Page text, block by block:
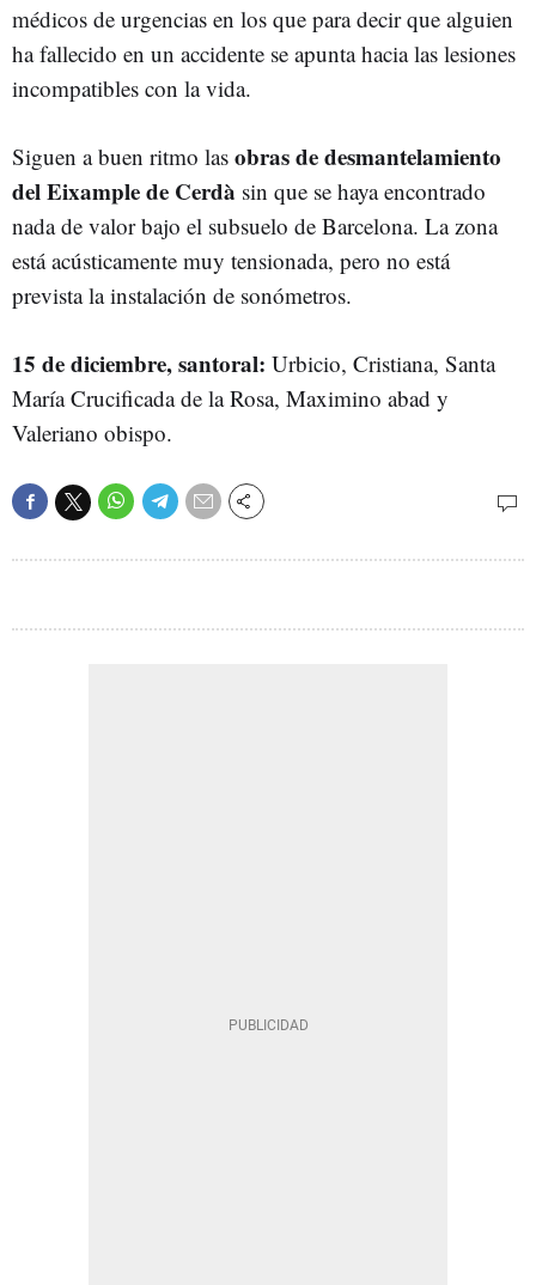
médicos de urgencias en los que para decir que alguien
ha fallecido en un accidente se apunta hacia las lesiones
incompatibles con la vida.
Siguen a buen ritmo las obras de desmantelamiento
del Eixample de Cerdà sin que se haya encontrado
nada de valor bajo el subsuelo de Barcelona. La zona
está acústicamente muy tensionada, pero no está
prevista la instalación de sonómetros.
15 de diciembre, santoral: Urbicio, Cristiana, Santa
María Crucificada de la Rosa, Maximino abad y
Valeriano obispo.